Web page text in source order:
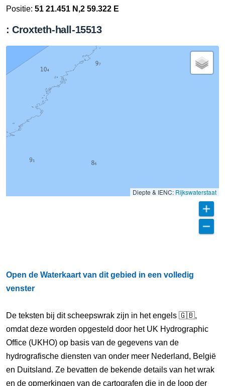
Positie: 51 21.451 N,2 59.322 E
: Croxteth-hall-15513
Diepte & IENC: Rijkswaterstaat
Open de Waterkaart van dit gebied in een volledig
venster
De teksten bij dit scheepswrak zijn in het engels 🇬🇧,
omdat deze worden opgesteld door het UK Hydrographic
Office (UKHO) op basis van de gegevens van de
hydrografische diensten van onder meer Nederland, België
en Duitsland. Ze bevatten de bekende details van het wrak
en de opmerkingen van de cartografen die in de loop der